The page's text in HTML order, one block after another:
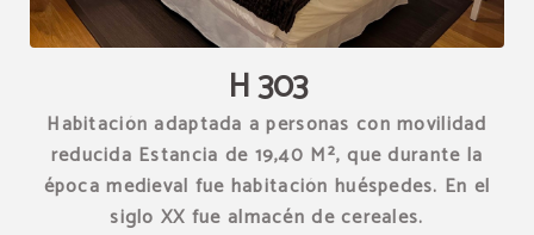
channel.com\/api\/hotels\/1539\/medias\/282#Hotel Restaurante
Torre Zumeltzegi_O\u00f1ate_H 303","name":""}]
H 303
Habitación adaptada a personas con movilidad
reducida Estancia de 19,40 M², que durante la
época medieval fue habitación huéspedes. En el
siglo XX fue almacén de cereales.